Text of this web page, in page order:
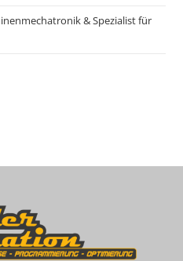
& Spezialist für